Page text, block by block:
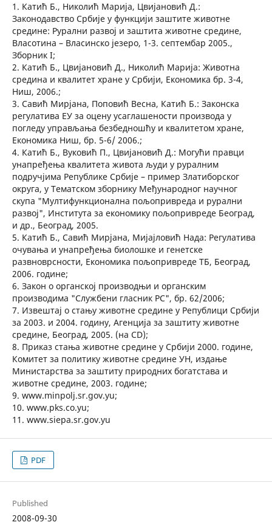
1. Катић Б., Николић Марија, Цвијановић Д.:
Законодавство Србије у функцији заштите животне
средине: Рурални развој и заштита животне средине,
Власотина – Власинско језеро, 1-3. септембар 2005.,
Зборник I;
2. Катић Б., Цвијановић Д., Николић Марија: Животна
средина и квалитет хране у Србији, Економика бр. 3-4,
Ниш, 2006.;
3. Савић Мирјана, Поповић Весна, Катић Б.: Законска
регулатива ЕУ за оцену усаглашености производа у
погледу управљања безбедношћу и квалитетом хране,
Економика Ниш, бр. 5-6/ 2006.;
4. Катић Б., Вуковић П., Цвијановић Д.: Могући правци
унапређења квалитета живота људи у руралним
подручјима Републике Србије – пример Златиборског
округа, у Тематском зборнику Међународног научног
скупа "Мултифункционална пољопривреда и рурални
развој", Института за економику пољопривреде Београд,
и др., Београд, 2005.
5. Катић Б., Савић Мирјана, Мијајловић Нада: Регулатива
очувања и унапређења биолошке и генетске
развноврсности, Економика пољопривреде ТБ, Београд,
2006. године;
6. Закон о органској производњи и органским
производима "Службени гласник РС", бр. 62/2006;
7. Извештај о стању животне средине у Републици Србији
за 2003. и 2004. годину, Агенција за заштиту животне
средине, Београд, 2005. (на CD);
8. Приказ стања животне средине у Србији 2000. године,
Комитет за политику животне средине УН, издање
Министарства за заштиту природних богатстава и
животне средине, 2003. године;
9. www.minpolj.sr.gov.yu;
10. www.pks.co.yu;
11. www.siepa.sr.gov.yu
PDF
Published
2008-09-30